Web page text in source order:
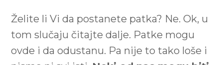
Želite li Vi da postanete patka? Ne. Ok, u
tom slučaju čitajte dalje. Patke mogu
ovde i da odustanu. Pa nije to tako loše i